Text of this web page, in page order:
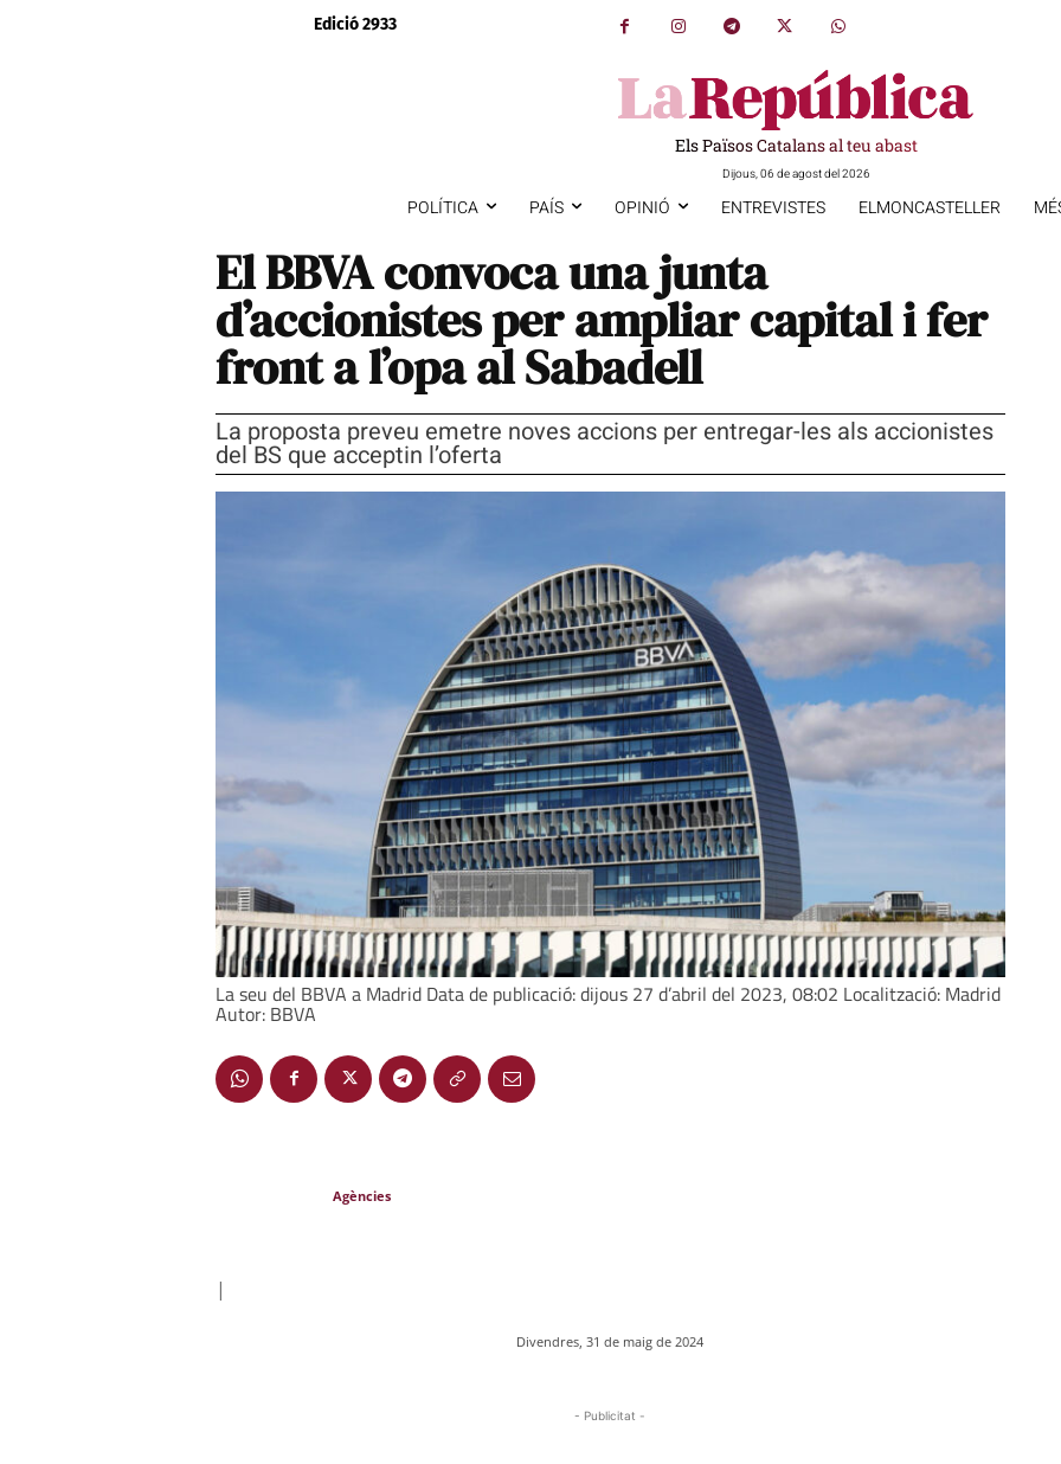
Edició 2933
Els Països Catalans al teu abast
Dijous, 06 de agost del 2026
POLÍTICA PAÍS OPINIÓ ENTREVISTES ELMONCASTELLER
El BBVA convoca una junta
d’accionistes per ampliar capital i fer
front a l’opa al Sabadell
La proposta preveu emetre noves accions per entregar-les als accionistes
del BS que acceptin l’oferta
La seu del BBVA a Madrid Data de publicació: dijous 27 d’abril del 2023, 08:02 Localització: Madrid
Autor: BBVA
Agències
|
Divendres, 31 de maig de 2024
- Publicitat -